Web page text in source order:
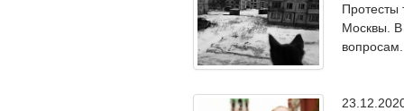
Протесты
Москвы. В